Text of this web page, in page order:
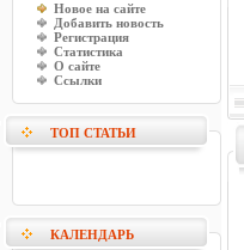
Новое на сайте
Добавить новость
Регистрация
Статистика
О сайте
Ссылки
ТОП СТАТЬИ
КАЛЕНДАРЬ